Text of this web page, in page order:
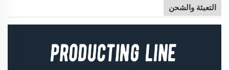
التعبئة والشحن